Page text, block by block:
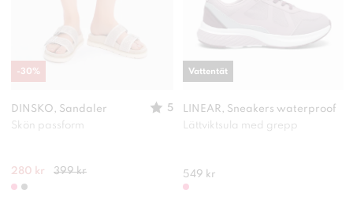
DINSKO, Sandaler
5
Skön passform
280 kr 399 kr
-30%
LINEAR, Sneakers waterproof
Lättviktsula med grepp
549 kr
Vattentät